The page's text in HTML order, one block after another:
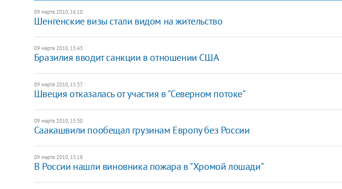
09 марта 2010, 16:10
Шенгенские визы стали видом на жительство
09 марта 2010, 15:43
Бразилия вводит санкции в отношении США
09 марта 2010, 15:37
Швеция отказалась от участия в "Северном потоке"
09 марта 2010, 15:30
Саакашвили пообещал грузинам Европу без России
09 марта 2010, 15:18
В России нашли виновника пожара в "Хромой лошади"